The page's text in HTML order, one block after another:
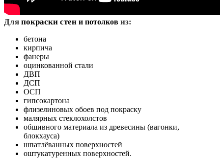
Для покраски стен и потолков из:
бетона
кирпича
фанеры
оцинкованной стали
ДВП
ДСП
ОСП
гипсокартона
флизелиновых обоев под покраску
малярных стеклохолстов
обшивного материала из древесины (вагонки,
блокхауса)
шпатлёванных поверхностей
оштукатуренных поверхностей.